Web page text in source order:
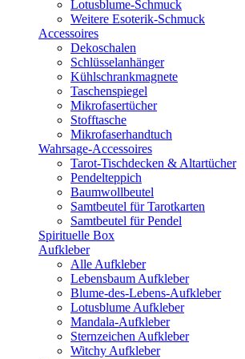
Lotusblume-Schmuck
Weitere Esoterik-Schmuck
Accessoires
Dekoschalen
Schlüsselanhänger
Kühlschrankmagnete
Taschenspiegel
Mikrofasertücher
Stofftasche
Mikrofaserhandtuch
Wahrsage-Accessoires
Tarot-Tischdecken & Altartücher
Pendelteppich
Baumwollbeutel
Samtbeutel für Tarotkarten
Samtbeutel für Pendel
Spirituelle Box
Aufkleber
Alle Aufkleber
Lebensbaum Aufkleber
Blume-des-Lebens-Aufkleber
Lotusblume Aufkleber
Mandala-Aufkleber
Sternzeichen Aufkleber
Witchy Aufkleber